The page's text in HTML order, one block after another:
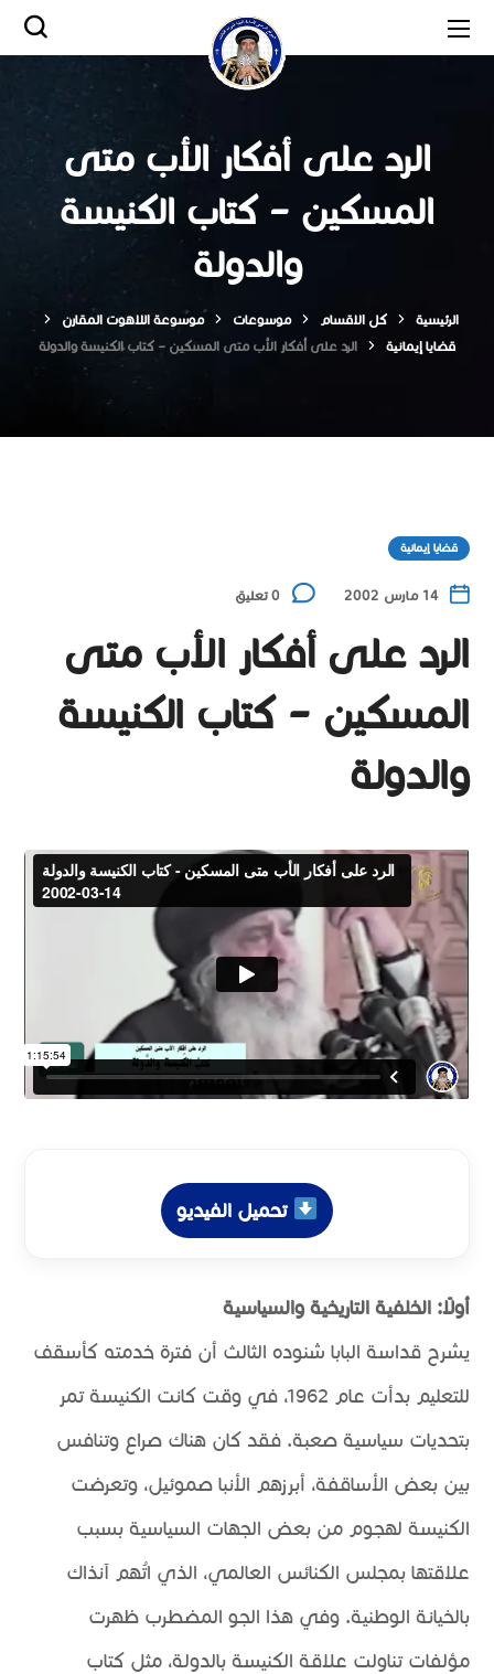
الرد على أفكار الأب متى
المسكين – كتاب الكنيسة
والدولة
الرئيسية كل الاقسام موسوعات
موسوعة اللاهوت المقارن
قضايا إيمانية
الرد على أفكار الأب متى المسكين – كتاب الكنيسة والدولة
قضايا إيمانية
14 مارس 2002 0 تعليق
الرد على أفكار الأب متى
المسكين – كتاب الكنيسة
والدولة
تحميل الفيديو
أولًا: الخلفية التاريخية والسياسية
يشرح قداسة البابا شنوده الثالث أن فترة خدمته كأسقف
للتعليم بدأت عام 1962، في وقت كانت الكنيسة تمر
بتحديات سياسية صعبة. فقد كان هناك صراع وتنافس
بين بعض الأساقفة، أبرزهم الأنبا صموئيل، وتعرضت
الكنيسة لهجوم من بعض الجهات السياسية بسبب
علاقتها بمجلس الكنائس العالمي، الذي اتُهم آنذاك
بالخيانة الوطنية. وفي هذا الجو المضطرب ظهرت
مؤلفات تناولت علاقة الكنيسة بالدولة، مثل كتاب